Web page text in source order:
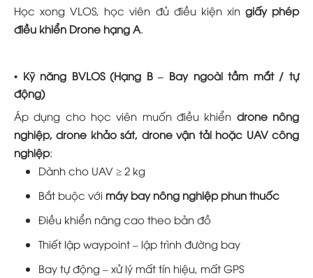
Học xong VLOS, học viên đủ điều kiện xin giấy phép
điều khiển Drone hạng A
• Kỹ năng BVLOS (Hạng B – Bay ngoài tầm mắt / tự
động)
Áp dụng cho học viên muốn điều khiển drone nông
nghiệp, drone khảo sát, drone vận tải hoặc UAV công
nghiệp:
Dành cho UAV ≥ 2 kg
Bắt buộc với máy bay nông nghiệp phun thuốc
Điều khiển nâng cao theo bản đồ
Thiết lập waypoint – lập trình đường bay
Bay tự động – xử lý mất tín hiệu, mất GPS